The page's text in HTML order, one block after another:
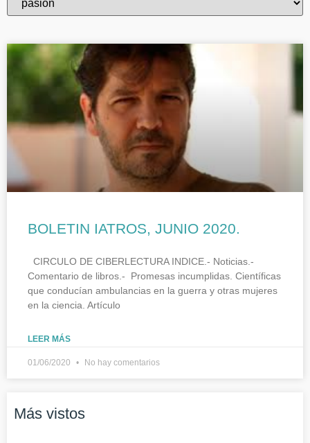
BOLETIN IATROS, JUNIO 2020.
CIRCULO DE CIBERLECTURA INDICE.- Noticias.-
Comentario de libros.- Promesas incumplidas. Científicas
que conducían ambulancias en la guerra y otras mujeres
en la ciencia. Artículo
LEER MÁS
01/06/2020 No hay comentarios
Más vistos